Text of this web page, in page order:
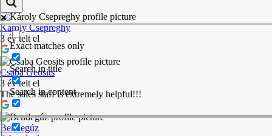
Exact matches only
Search in title
Search in content
Károly Csepreghy
3 év telt el
Csaba Geosits
3 év telt el
The sales staff is extremely helpful!!!
Bendegúz